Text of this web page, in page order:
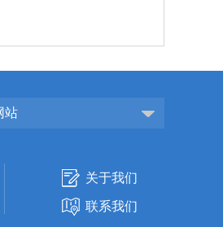
站
关于我们
联系我们